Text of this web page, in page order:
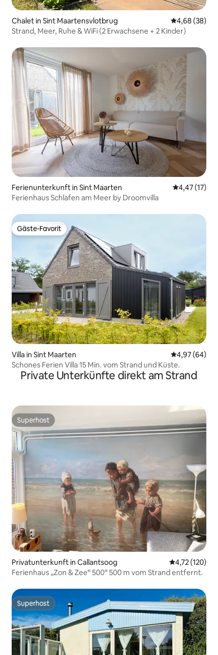
Chalet in Sint Maartensvlotbrug
4,68 (38)
Strand, Meer, Ruhe & WiFi (2 Erwachsene + 2 Kinder)
Ferienunterkunft in Sint Maarten
4,47 (17)
Ferienhaus Schlafen am Meer by Droomvilla
Gäste-Favorit
Gäste-Favorit
Villa in Sint Maarten
4,97 (64)
Schones Ferien Villa 15 Min. vom Strand und Küste.
Private Unterkünfte direkt am Strand
Superhost
Superhost
Privatunterkunft in Callantsoog
4,72 (120)
Ferienhaus „Zon & Zee“ 500“ 500 m vom Strand entfernt.
Superhost
Superhost